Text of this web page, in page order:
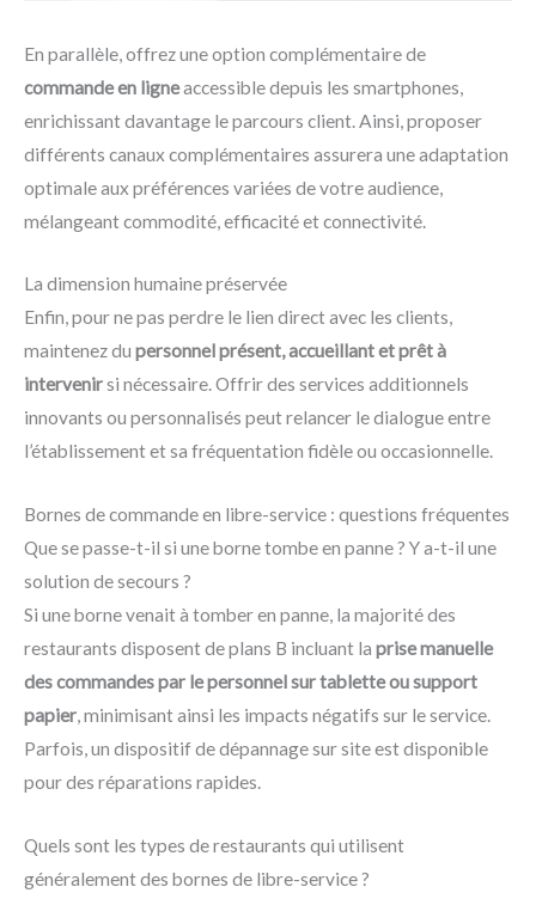
En parallèle, offrez une option complémentaire de
commande en ligneaccessible depuis les smartphones,
enrichissant davantage le parcours client. Ainsi, proposer
différents canaux complémentaires assurera une adaptation
optimale aux préférences variées de votre audience,
mélangeant commodité, efficacité et connectivité.
La dimension humaine préservée
Enfin, pour ne pas perdre le lien direct avec les clients,
maintenez du personnel présent, accueillant et prêt à
intervenirsi nécessaire. Offrir des services additionnels
innovants ou personnalisés peut relancer le dialogue entre
l’établissement et sa fréquentation fidèle ou occasionnelle.
Bornes de commande en libre-service : questions fréquentes
Que se passe-t-il si une borne tombe en panne ? Y a-t-il une
solution de secours ?
Si une borne venait à tomber en panne, la majorité des
restaurants disposent de plans B incluant la prise manuelle
des commandes par le personnel sur tablette ou support
papier, minimisant ainsi les impacts négatifs sur le service.
Parfois, un dispositif de dépannage sur site est disponible
pour des réparations rapides.
Quels sont les types de restaurants qui utilisent
généralement des bornes de libre-service ?